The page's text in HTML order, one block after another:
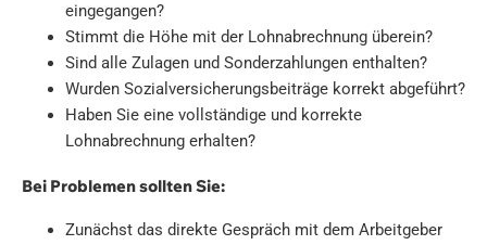
eingegangen?
Stimmt die Höhe mit der Lohnabrechnung überein?
Sind alle Zulagen und Sonderzahlungen enthalten?
Wurden Sozialversicherungsbeiträge korrekt abgeführt?
Haben Sie eine vollständige und korrekte
Lohnabrechnung erhalten?
Bei Problemen sollten Sie:
Zunächst das direkte Gespräch mit dem Arbeitgeber